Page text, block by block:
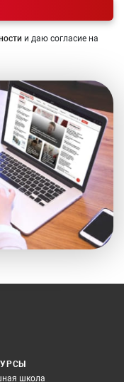
и даю согласие на
школа